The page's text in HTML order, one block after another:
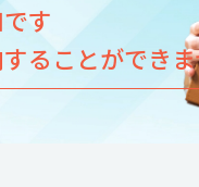
す
ることができ